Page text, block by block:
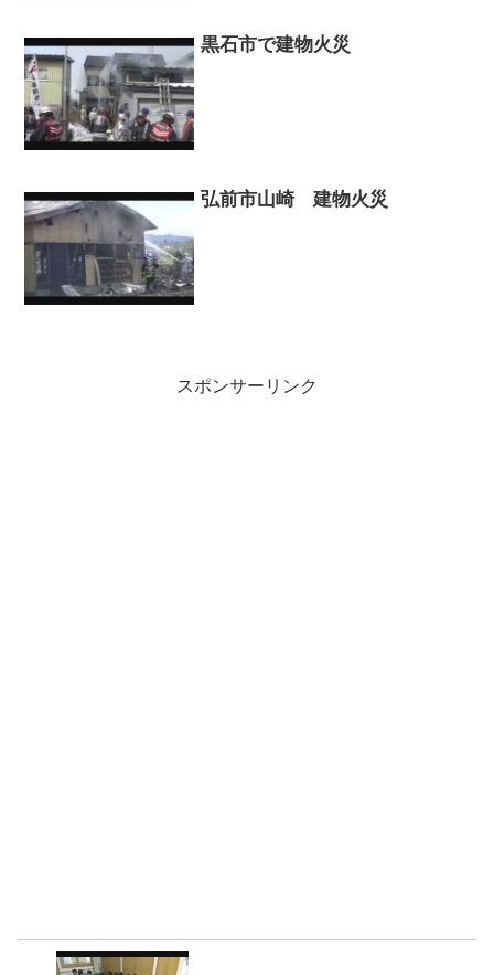
黒石市で建物火災
弘前市山崎 建物火災
スポンサーリンク